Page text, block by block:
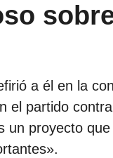
a él en la
el partido
un proyecto